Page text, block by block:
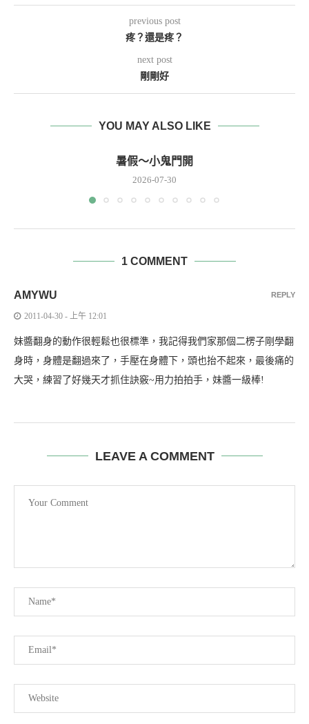
previous post
疼？還是疼？
next post
剛剛好
YOU MAY ALSO LIKE
暑假～小鬼門開
2026-07-30
1 COMMENT
AMYWU
2011-04-30 - 上午 12:01
妹醬翻身的動作很輕鬆也很標準，我記得我們家那個二楞子剛學翻
身時，身體是翻過來了，手壓在身體下，頭也抬不起來，最後痛的
大哭，練習了好幾天才抓住訣竅~用力拍拍手，妹醬一級棒!
REPLY
LEAVE A COMMENT